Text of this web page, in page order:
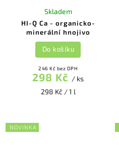
HI-Q Ca - organicko-
minerální hnojivo
Skladem
246 Kč bez DPH
298 Kč / ks
298 Kč / 1 l
Do košíku
NOVINKA